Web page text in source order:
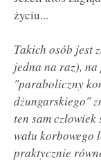
życiu...
Takich osób jest
jedna na raz), na
"paraboliczny
dżungarskiego"
ten sam
wału korbowego
praktycznie